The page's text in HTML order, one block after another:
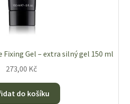
Fixing Gel – extra silný gel 150 ml
273,00 Kč
do košíku